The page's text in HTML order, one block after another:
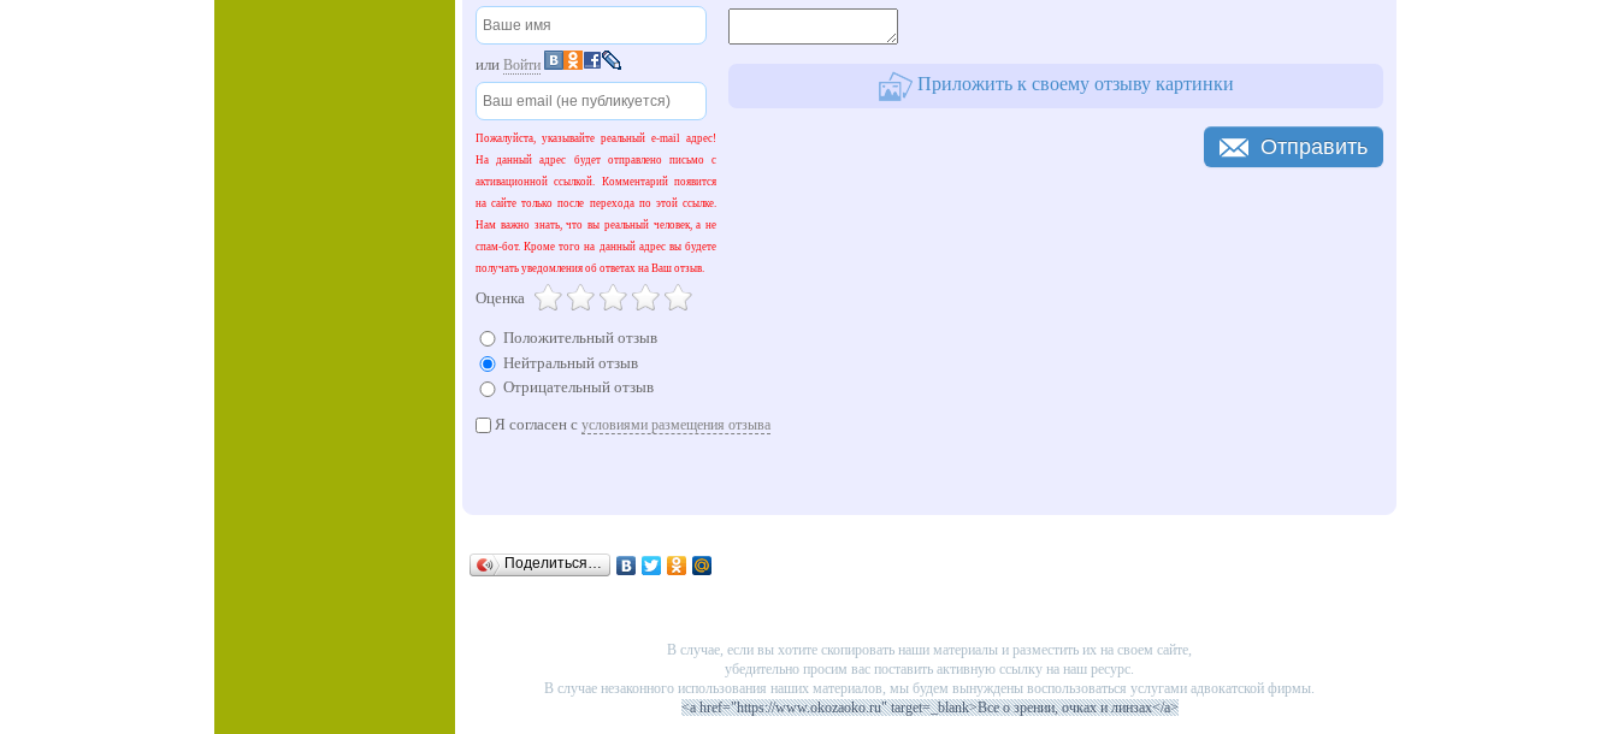
или Войти
Пожалуйста, указывайте реальный e-mail адрес!
На данный адрес будет отправлено письмо с
активационной ссылкой. Комментарий появится
на сайте только после перехода по этой ссылке.
Нам важно знать, что вы реальный человек, а не
спам-бот. Кроме того на данный адрес вы будете
получать уведомления об ответах на Ваш отзыв.
Оценка
Положительный отзыв
Нейтральный отзыв
Отрицательный отзыв
Приложить к своему отзыву картинки
Я согласен с условиями размещения отзыва
Отправить
Поделиться…
В случае, если вы хотите скопировать наши материалы и разместить их на своем сайте,
убедительно просим вас поставить активную ссылку на наш ресурс.
В случае незаконного использования наших материалов, мы будем вынуждены воспользоваться услугами адвокатской фирмы.
<a href="https://www.okozaoko.ru" target=_blank>Все о зрении, очках и линзах</a>